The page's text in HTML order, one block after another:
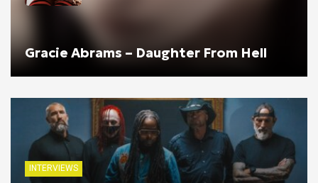
Gracie Abrams – Daughter From Hell
INTERVIEWS